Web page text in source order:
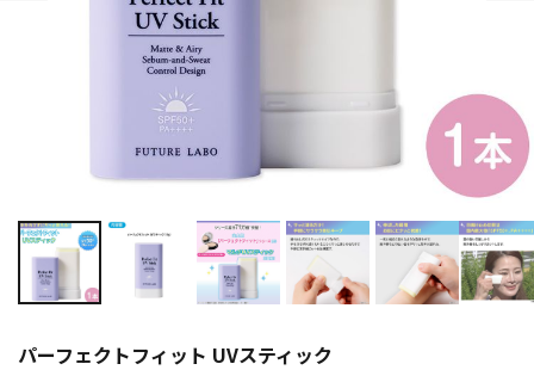
パーフェクトフィット UVスティック